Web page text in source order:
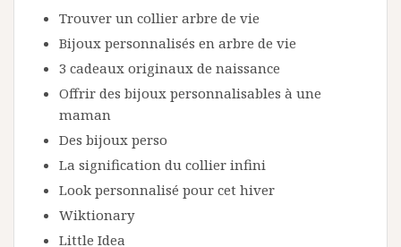
Trouver un collier arbre de vie
Bijoux personnalisés en arbre de vie
3 cadeaux originaux de naissance
Offrir des bijoux personnalisables à une
maman
Des bijoux perso
La signification du collier infini
Look personnalisé pour cet hiver
Wiktionary
Little Idea